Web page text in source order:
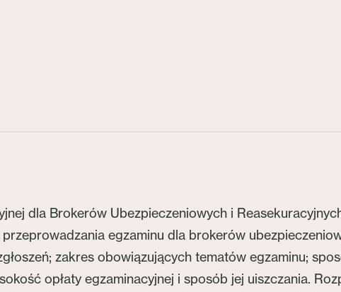
dla Brokerów Ubezpieczeniowych i
egzaminu dla brokerów
zakres obowiązujących tematów egzaminu;
opłaty egzaminacyjnej i sposób jej uiszczania.